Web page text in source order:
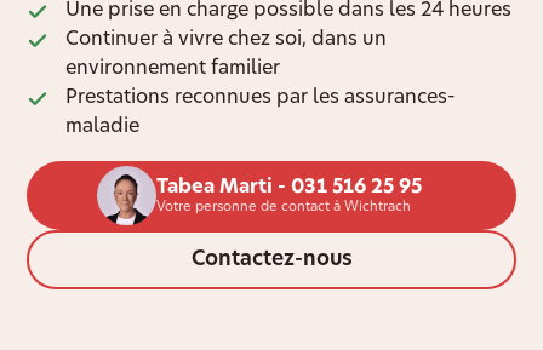
Une prise en charge possible dans les 24 heures
Continuer à vivre chez soi, dans un
environnement familier
Prestations reconnues par les assurances-
maladie
Tabea Marti - 031 516 25 95
Votre personne de contact à Wichtrach
Contactez-nous